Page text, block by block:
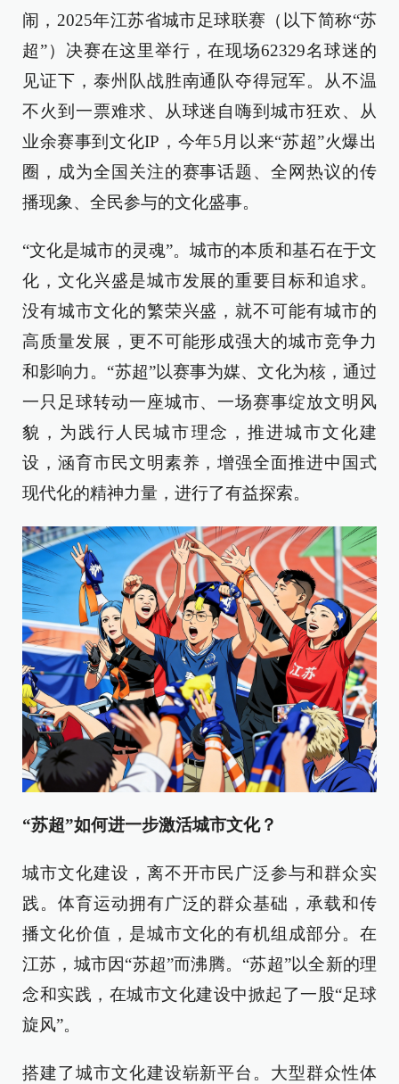
闹，2025年江苏省城市足球联赛（以下简称“苏
超”）决赛在这里举行，在现场62329名球迷的
见证下，泰州队战胜南通队夺得冠军。从不温
不火到一票难求、从球迷自嗨到城市狂欢、从
业余赛事到文化IP，今年5月以来“苏超”火爆出
圈，成为全国关注的赛事话题、全网热议的传
播现象、全民参与的文化盛事。
“文化是城市的灵魂”。城市的本质和基石在于文
化，文化兴盛是城市发展的重要目标和追求。
没有城市文化的繁荣兴盛，就不可能有城市的
高质量发展，更不可能形成强大的城市竞争力
和影响力。“苏超”以赛事为媒、文化为核，通过
一只足球转动一座城市、一场赛事绽放文明风
貌，为践行人民城市理念，推进城市文化建
设，涵育市民文明素养，增强全面推进中国式
现代化的精神力量，进行了有益探索。
“苏超”如何进一步激活城市文化？
城市文化建设，离不开市民广泛参与和群众实
践。体育运动拥有广泛的群众基础，承载和传
播文化价值，是城市文化的有机组成部分。在
江苏，城市因“苏超”而沸腾。“苏超”以全新的理
念和实践，在城市文化建设中掀起了一股“足球
旋风”。
搭建了城市文化建设崭新平台。大型群众性体